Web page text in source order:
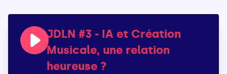
JDLN #3 - IA et Création
Musicale, une relation
heureuse ?